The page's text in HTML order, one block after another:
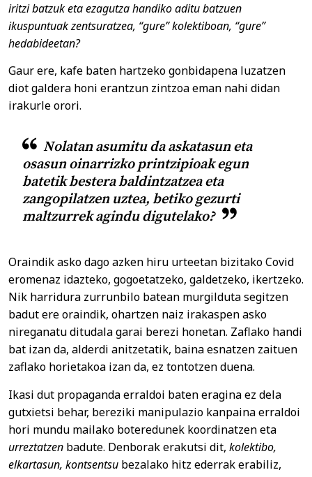
iritzi batzuk eta ezagutza handiko aditu batzuen
ikuspuntuak zentsuratzea, “gure” kolektiboan, “gure”
hedabideetan?
Gaur ere, kafe baten hartzeko gonbidapena luzatzen
diot galdera honi erantzun zintzoa eman nahi didan
irakurle orori.
Nolatan asumitu da askatasun eta
osasun oinarrizko printzipioak egun
batetik bestera baldintzatzea eta
zangopilatzen uztea, betiko gezurti
maltzurrek agindu digutelako?
Oraindik asko dago azken hiru urteetan bizitako Covid
eromenaz idazteko, gogoetatzeko, galdetzeko, ikertzeko.
Nik harridura zurrunbilo batean murgilduta segitzen
badut ere oraindik, ohartzen naiz irakaspen asko
nireganatu ditudala garai berezi honetan. Zaflako handi
bat izan da, alderdi anitzetatik, baina esnatzen zaituen
zaflako horietakoa izan da, ez tontotzen duena.
Ikasi dut propaganda erraldoi baten eragina ez dela
gutxietsi behar, bereziki manipulazio kanpaina erraldoi
hori mundu mailako boteredunek koordinatzen eta
urreztatzen badute. Denborak erakutsi dit, kolektibo,
elkartasun, kontsentsu bezalako hitz ederrak erabiliz,